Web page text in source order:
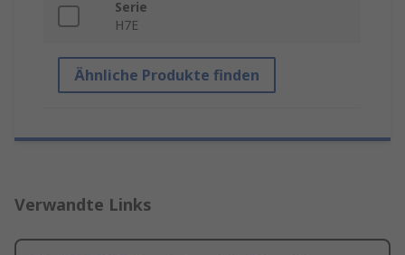
Serie
H7E
Ähnliche Produkte finden
Verwandte Links